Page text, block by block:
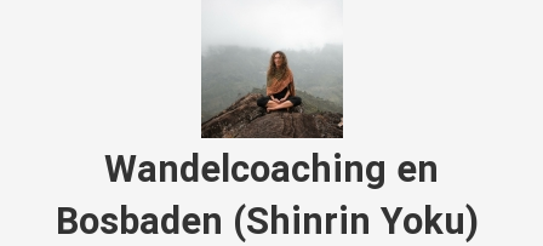
Wandelcoaching en
Bosbaden (Shinrin Yoku)